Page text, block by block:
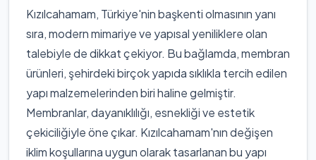
Kızılcahamam, Türkiye'nin başkenti olmasının yanı
sıra, modern mimariye ve yapısal yeniliklere olan
talebiyle de dikkat çekiyor. Bu bağlamda, membran
ürünleri, şehirdeki birçok yapıda sıklıkla tercih edilen
yapı malzemelerinden biri haline gelmiştir.
Membranlar, dayanıklılığı, esnekliği ve estetik
çekiciliğiyle öne çıkar. Kızılcahamam'nın değişen
iklim koşullarına uygun olarak tasarlanan bu yapı